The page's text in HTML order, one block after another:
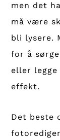
men det
må være
bli lysere.
for å
eller
effekt.
Det beste